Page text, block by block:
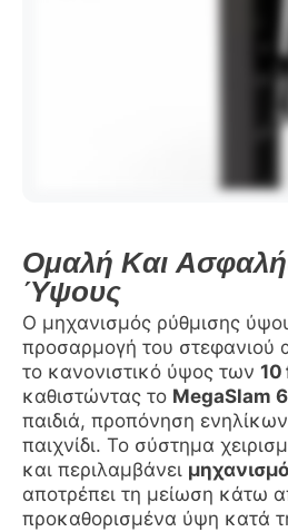
Ομαλή Και
Ύψους
Ο μηχανισμός ρύθμισης
προσαρμογή του στεφανιού
το κανονιστικό ύψος των 10
καθιστώντας το MegaSlam
παιδιά, προπόνηση
παιχνίδι. Το σύστημα
και περιλαμβάνει
αποτρέπει τη μείωση κάτω
προκαθορισμένα ύψη κατά